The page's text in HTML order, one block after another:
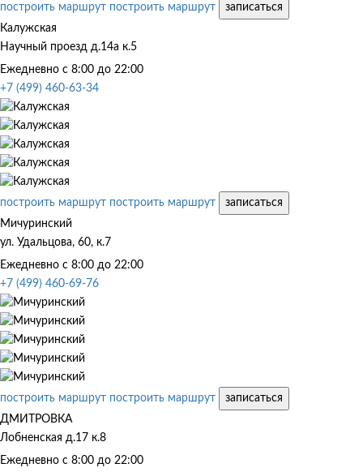
построить маршрут построить маршрут
записаться
Калужская
Научный проезд д.14а к.5
Ежедневно с 8:00 до 22:00
+7 (499) 460-63-34
построить маршрут построить маршрут
записаться
Мичуринский
ул. Удальцова, 60, к.7
Ежедневно с 8:00 до 22:00
+7 (499) 460-69-76
построить маршрут построить маршрут
записаться
ДМИТРОВКА
Лобненская д.17 к.8
Ежедневно с 8:00 до 22:00